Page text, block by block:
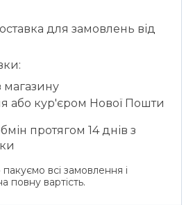
для замовлень від
магазину
або кур'єром Нової Пошти
протягом 14 днів з
всі замовлення і
повну вартість.